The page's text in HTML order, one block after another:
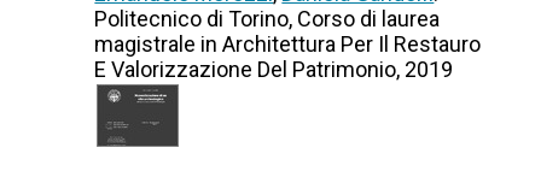
Politecnico di Torino, Corso di laurea
magistrale in Architettura Per Il Restauro
E Valorizzazione Del Patrimonio, 2019